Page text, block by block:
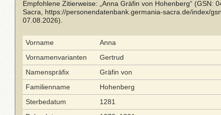
Empfohlene Zitierweise: „Anna Gräfin von Hohenberg“ (GSN:
Sacra, https://personendatenbank.germania-sacra.de/index/
07.08.2026).
Vorname
Anna
Vornamenvarianten
Gertrud
Namenspräfix
Gräfin von
Familienname
Hohenberg
Sterbedatum
1281